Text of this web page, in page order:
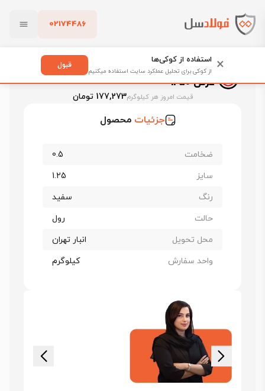
02174486
پاک کردن
فولادسل
عرض 1250
قیمت امروز هر کیلوگرم177,273 تومان
جزئیات محصول
ضخامت
0.5
سایز
1.25
رنگ
سفید
حالت
رول
محل تحویل
انبار تهران
واحد سفارش
کیلوگرم
× استفاده از کوکی‌ها
از کوکی برای تحلیل عملکرد سایت استفاده میکنیم
قبول